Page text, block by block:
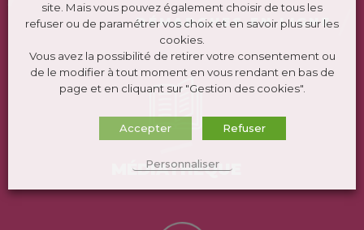
DÉMARCHES EN LIGNE
MÉDIATHÈQUE
site. Mais vous pouvez également choisir de tous les
refuser ou de paramétrer vos choix et en savoir plus sur les
cookies.
Vous avez la possibilité de retirer votre consentement ou
de le modifier à tout moment en vous rendant en bas de
page et en cliquant sur "Gestion des cookies".
Accepter Refuser
Personnaliser